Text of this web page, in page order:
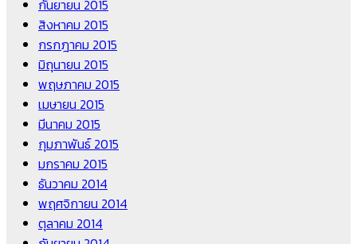
กันยายน 2015
สิงหาคม 2015
กรกฎาคม 2015
มิถุนายน 2015
พฤษภาคม 2015
เมษายน 2015
มีนาคม 2015
กุมภาพันธ์ 2015
มกราคม 2015
ธันวาคม 2014
พฤศจิกายน 2014
ตุลาคม 2014